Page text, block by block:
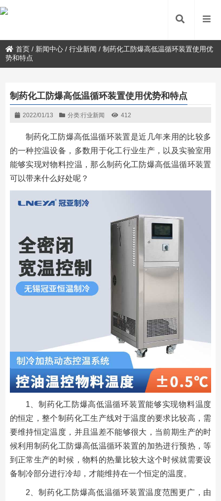
首页 / 新闻中心 /行业新闻 /制药化工防爆高低温循环装置使用优
势和特点
制药化工防爆高低温循环装置使用优势和特点
2022/01/13 分类:行业新闻 412
制药化工防爆高低温循环装置是近几年来用的比较多
的一种控温设备，多数用于化工行业生产，以及实验室用
能够实现对物料控温，那么制药化工防爆高低温循环装置
可以带来什么好处呢？
1、制药化工防爆高低温循环装置能够实现物料温度
的恒定，整个制药化工生产线对于温度的要求比较高，需
要维持恒定温度，并且温差不能够很大，当前期生产的时
候利用制药化工防爆高低温循环装置的加热进行预热，等
到正常生产的时候，物料的热量比较大这个时候就需要设
备制冷部分进行冷却，才能维持在一个恒定的温度。
2、制药化工防爆高低温循环装置温度范围更广，由